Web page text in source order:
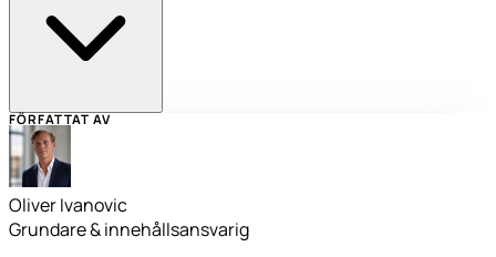
FÖRFATTAT AV
Oliver Ivanovic
Grundare & innehållsansvarig